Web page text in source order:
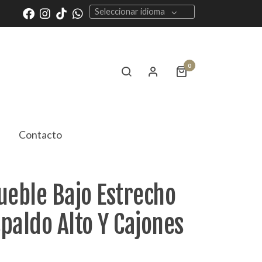
Seleccionar idioma
0
Contacto
Bajo Estrecho
Alto Y Cajones